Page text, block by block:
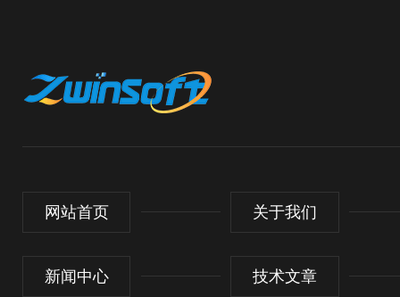
网站首页 关于我们
新闻中心 技术文章